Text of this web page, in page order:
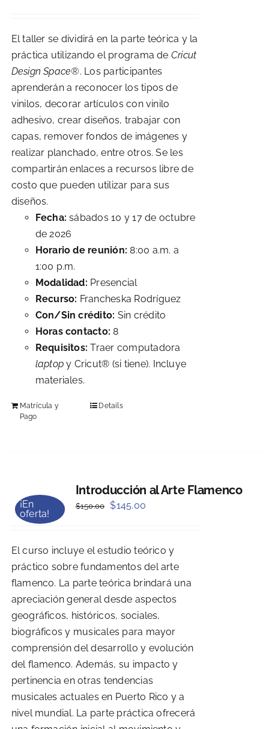
El taller se dividirá en la parte teórica y la
práctica utilizando el programa de Cricut
Design Space®. Los participantes
aprenderán a reconocer los tipos de
vinilos, decorar artículos con vinilo
adhesivo, crear diseños, trabajar con
capas, remover fondos de imágenes y
realizar planchado, entre otros. Se les
compartirán enlaces a recursos libre de
costo que pueden utilizar para sus
diseños.
Fecha: sábados 10 y 17 de octubre
de 2026
Horario de reunión: 8:00 a.m. a
1:00 p.m.
Modalidad: Presencial
Recurso: Francheska Rodríguez
Con/Sin crédito: Sin crédito
Horas contacto: 8
Requisitos: Traer computadora
laptop y Cricut® (si tiene). Incluye
materiales.
Matrícula y
Pago
Details
¡En
oferta!
Introducción al Arte Flamenco
$150.00 Original
$150.00.
$145.00
$145.00.
El curso incluye el estudio teórico y
práctico sobre fundamentos del arte
flamenco. La parte teórica brindará una
apreciación general desde aspectos
geográficos, históricos, sociales,
biográficos y musicales para mayor
comprensión del desarrollo y evolución
del flamenco. Además, su impacto y
pertinencia en otras tendencias
musicales actuales en Puerto Rico y a
nivel mundial. La parte práctica ofrecerá